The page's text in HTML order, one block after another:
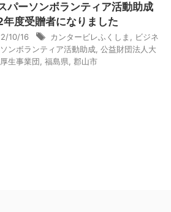
パーソンボランティア活動助成
度受贈者になりました
10/16 カンタービレふくしま
ビジネ
ンボランティア活動助成 公益財団法人大
生事業団 福島県 郡山市